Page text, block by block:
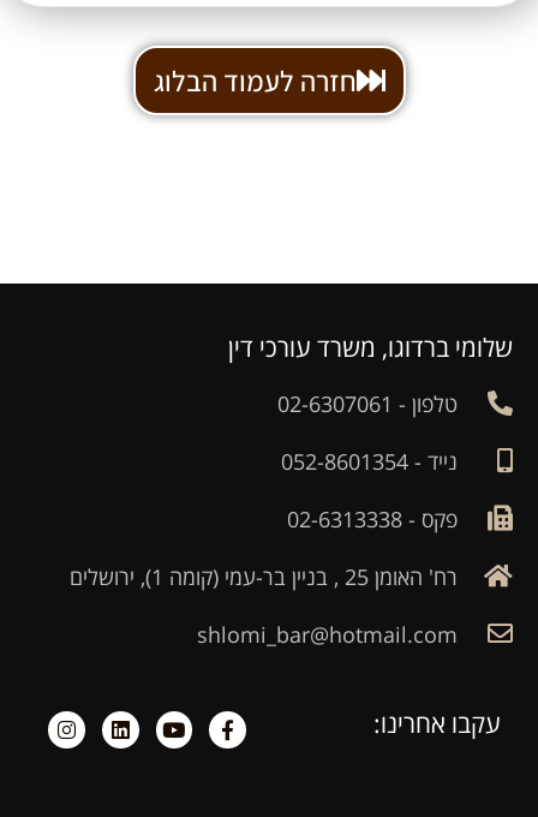
חזרה לעמוד הבלוג
שלומי ברדוגו, משרד עורכי דין
טלפון - 02-6307061
נייד - 052-8601354
פקס - 02-6313338
רח' האומן 25 , בניין בר-עמי (קומה 1), ירושלים
shlomi_bar@hotmail.com
עקבו אחרינו: